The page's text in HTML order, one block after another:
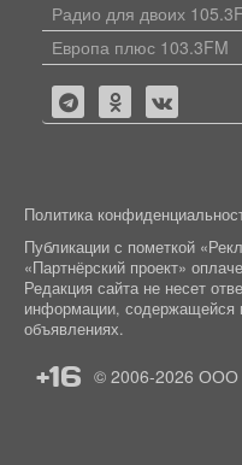
Радио для двоих
Европа плюс 103.3FM
Политика
Публикации с пометкой
«Партнёрский проект»
Редакция сайта не несет
информации, содержащейся
объявлениях.
+16 © 2006-2026 ООО